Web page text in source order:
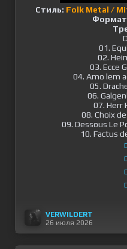
Стиль: Folk Metal /
01.
02.
03. Ecce
04. Amo lem
05.
06.
07. Herr
08. Choix
09. Dessous Le
10. Factus
VERWILDERT
26 июля 2026